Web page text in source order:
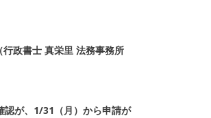
政書士 真栄里 法務事務所
認が、1/31（月）から申請が